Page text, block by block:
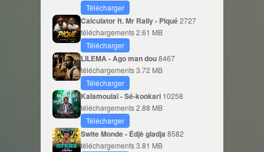
Télécharger
Calculator ft. Mr Rally - Piqué2727
téléchargements2.61 MB
Télécharger
LILEMA - Ago man dou8467
téléchargements3.72 MB
Télécharger
Kalamoulaï - Sé-kookari 10258
téléchargements2.88 MB
Télécharger
Swite Monde - Édjè gladja 8582
téléchargements3.81 MB